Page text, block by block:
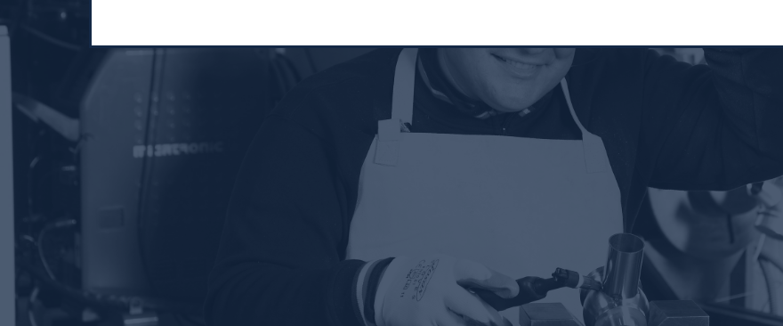
STABILIMENTI